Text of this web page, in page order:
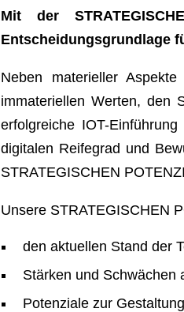
Mit der
Entscheidungsgrundlage
Neben materieller
immateriellen Werten, den
erfolgreiche IOT-
digitalen Reifegrad und
STRATEGISCHEN
Unsere STRATEGISCHEN
den aktuellen Stand der
Stärken und Schwächen
Potenziale zur